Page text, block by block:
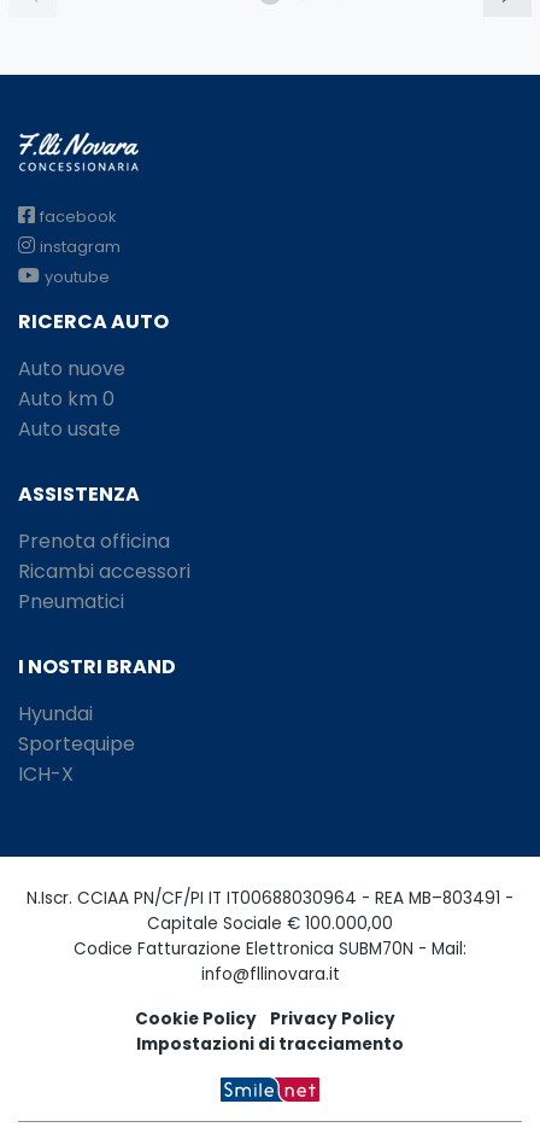
facebook
instagram
youtube
RICERCA AUTO
Auto nuove
Auto km 0
Auto usate
ASSISTENZA
Prenota officina
Ricambi accessori
Pneumatici
I NOSTRI BRAND
Hyundai
Sportequipe
ICH-X
N.Iscr. CCIAA PN/CF/PI IT IT00688030964 - REA MB–803491 -
Capitale Sociale € 100.000,00
Codice Fatturazione Elettronica SUBM70N - Mail:
info@fllinovara.it
Cookie Policy
Privacy Policy
Impostazioni di tracciamento